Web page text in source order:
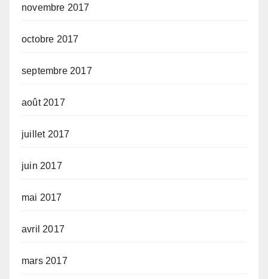
novembre 2017
octobre 2017
septembre 2017
août 2017
juillet 2017
juin 2017
mai 2017
avril 2017
mars 2017